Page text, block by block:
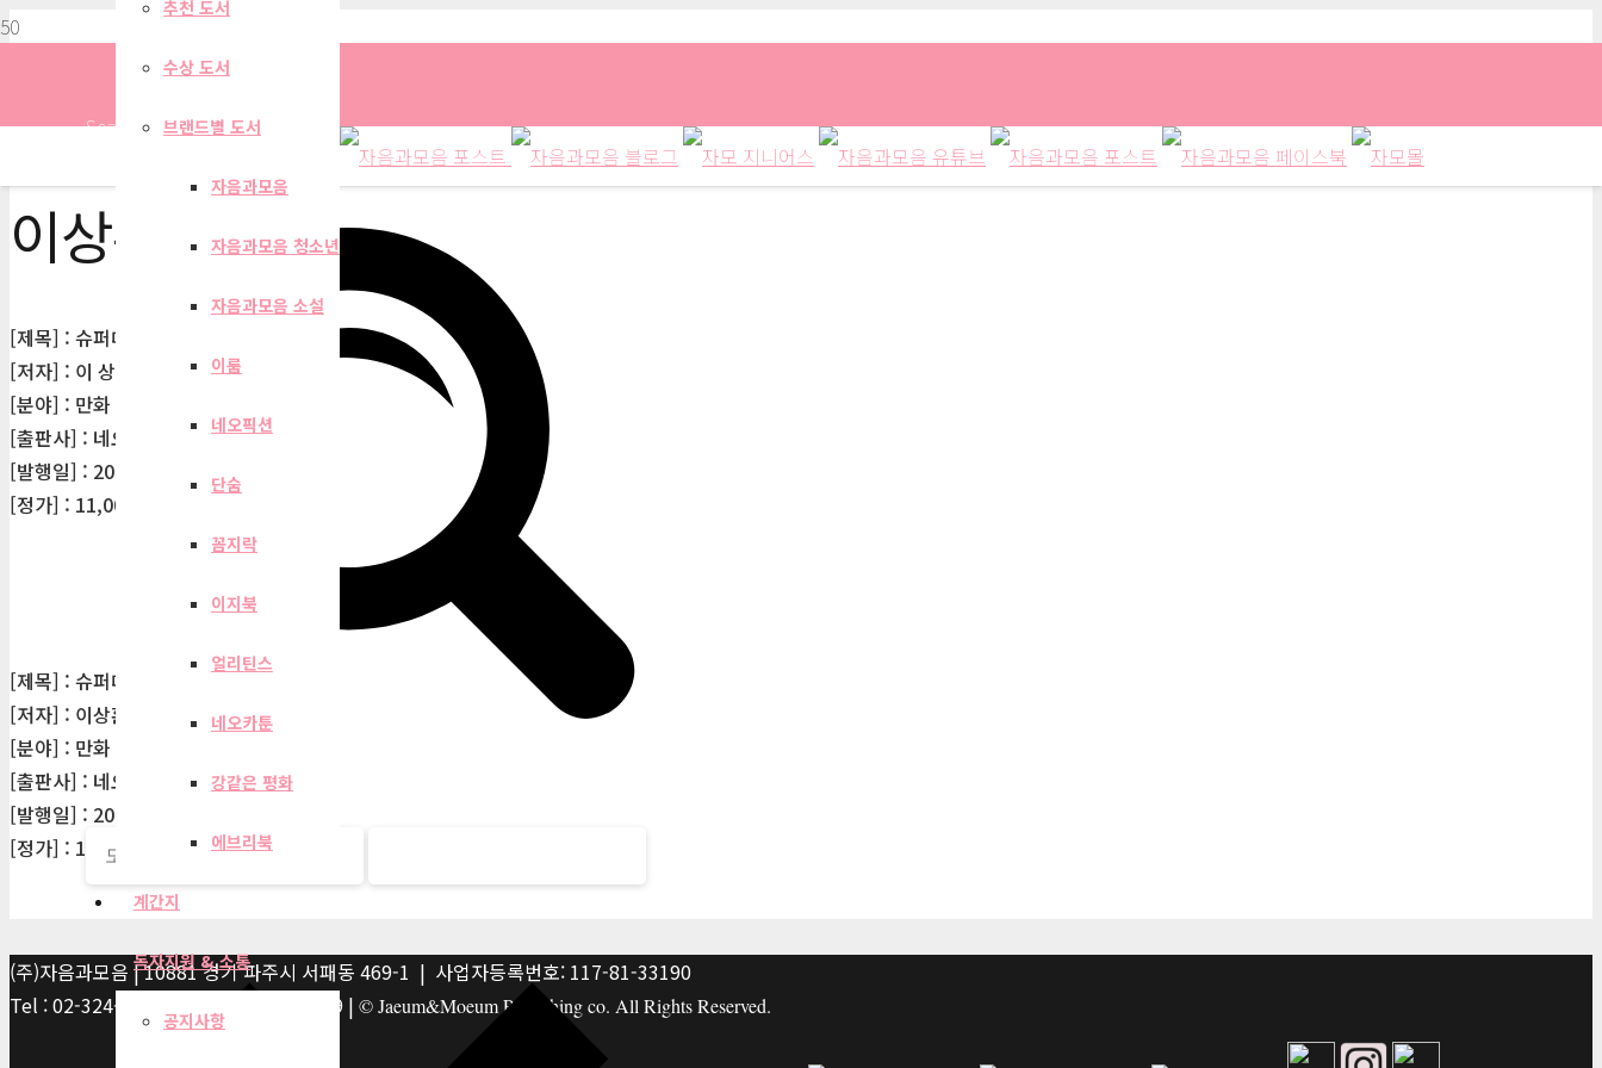
Search
추천 도서
수상 도서
브랜드별 도서
자음과모음
자음과모음 청소년
자음과모음 소설
이룸
네오픽션
단숨
꼼지락
이지북
얼리틴스
네오카툰
강같은 평화
에브리북
계간지
독자지원 & 소통
공지사항
이상훈
[제목] : 슈퍼대디 열 2
[저자] : 이 상훈
[분야] : 만화
[출판사] : 네오카툰
[발행일] : 2015-03-27
[정가] : 11,000원
[제목] : 슈퍼대디 열 1
[저자] : 이상훈
[분야] : 만화
[출판사] : 네오카툰
[발행일] : 2015-03-13
[정가] : 11,000원
(주)자음과모음 | 10881 경기 파주시 서패동 469-1 | 사업자등록번호: 117-81-33190
Tel : 02-324-2347 | Fax : 02-6959-8459 | © Jaeum&Moeum Publishing co. All Rights Reserved.